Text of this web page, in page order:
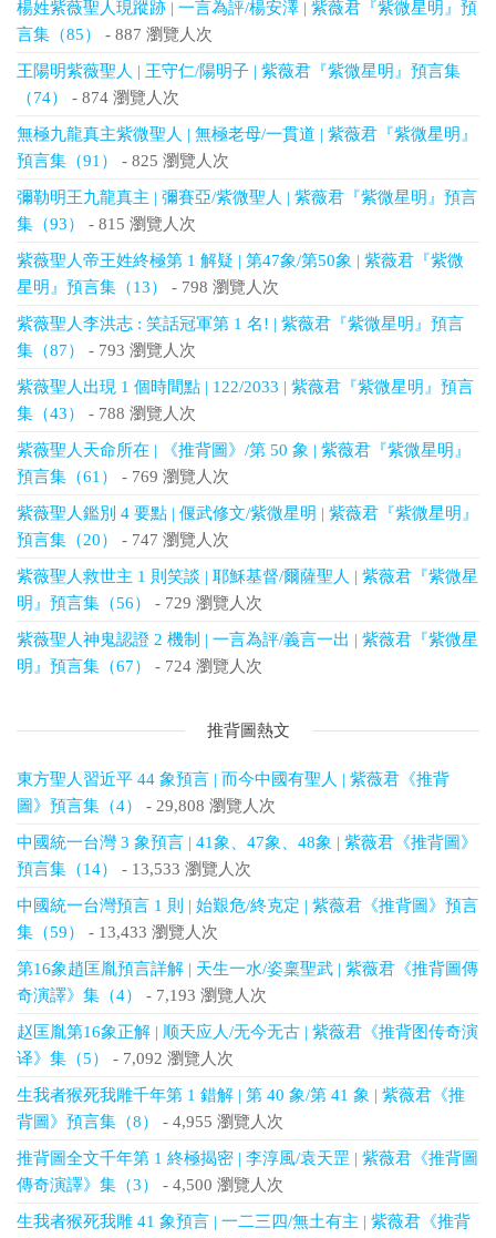
楊姓紫薇聖人現蹤跡 | 一言為評/楊安澤 | 紫薇君『紫微星明』預
言集（85）
- 887 瀏覽人次
王陽明紫薇聖人 | 王守仁/陽明子 | 紫薇君『紫微星明』預言集
（74）
- 874 瀏覽人次
無極九龍真主紫微聖人 | 無極老母/一貫道 | 紫薇君『紫微星明』
預言集（91）
- 825 瀏覽人次
彌勒明王九龍真主 | 彌賽亞/紫微聖人 | 紫薇君『紫微星明』預言
集（93）
- 815 瀏覽人次
紫薇聖人帝王姓終極第 1 解疑 | 第47象/第50象 | 紫薇君『紫微
星明』預言集（13）
- 798 瀏覽人次
紫薇聖人李洪志 : 笑話冠軍第 1 名! | 紫薇君『紫微星明』預言
集（87）
- 793 瀏覽人次
紫薇聖人出現 1 個時間點 | 122/2033 | 紫薇君『紫微星明』預言
集（43）
- 788 瀏覽人次
紫薇聖人天命所在 | 《推背圖》/第 50 象 | 紫薇君『紫微星明』
預言集（61）
- 769 瀏覽人次
紫薇聖人鑑別 4 要點 | 偃武修文/紫微星明 | 紫薇君『紫微星明』
預言集（20）
- 747 瀏覽人次
紫薇聖人救世主 1 則笑談 | 耶穌基督/爾薩聖人 | 紫薇君『紫微星
明』預言集（56）
- 729 瀏覽人次
紫薇聖人神鬼認證 2 機制 | 一言為評/義言一出 | 紫薇君『紫微星
明』預言集（67）
- 724 瀏覽人次
推背圖熱文
東方聖人習近平 44 象預言 | 而今中國有聖人 | 紫薇君《推背
圖》預言集（4）
- 29,808 瀏覽人次
中國統一台灣 3 象預言 | 41象、47象、48象 | 紫薇君《推背圖》
預言集（14）
- 13,533 瀏覽人次
中國統一台灣預言 1 則 | 始艱危/終克定 | 紫薇君《推背圖》預言
集（59）
- 13,433 瀏覽人次
第16象趙匡胤預言詳解 | 天生一水/姿稟聖武 | 紫薇君《推背圖傳
奇演譯》集（4）
- 7,193 瀏覽人次
赵匡胤第16象正解 | 顺天应人/无今无古 | 紫薇君《推背图传奇演
译》集（5）
- 7,092 瀏覽人次
生我者猴死我雕千年第 1 錯解 | 第 40 象/第 41 象 | 紫薇君《推
背圖》預言集（8）
- 4,955 瀏覽人次
推背圖全文千年第 1 終極揭密 | 李淳風/袁天罡 | 紫薇君《推背圖
傳奇演譯》集（3）
- 4,500 瀏覽人次
生我者猴死我雕 41 象預言 | 一二三四/無土有主 | 紫薇君《推背